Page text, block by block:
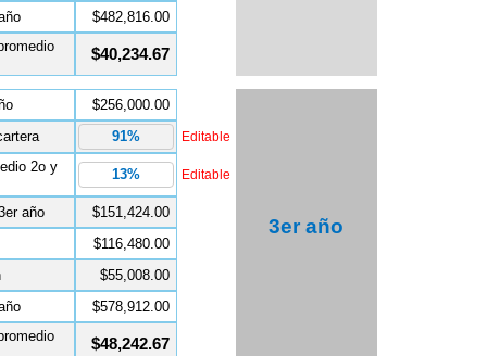
$482,816.00
$40,234.67
$256,000.00
3er año
Editable
2o y Editable
año
$151,424.00
$116,480.00
$55,008.00
$578,912.00
$48,242.67